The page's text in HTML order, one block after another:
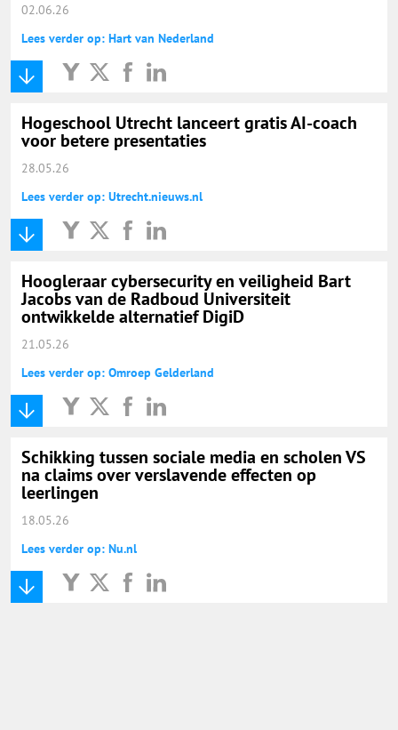
02.06.26
Lees verder op: Hart van Nederland
Hogeschool Utrecht lanceert gratis AI-coach
voor betere presentaties
28.05.26
Lees verder op: Utrecht.nieuws.nl
Hoogleraar cybersecurity en veiligheid Bart
Jacobs van de Radboud Universiteit
ontwikkelde alternatief DigiD
21.05.26
Lees verder op: Omroep Gelderland
Schikking tussen sociale media en scholen VS
na claims over verslavende effecten op
leerlingen
18.05.26
Lees verder op: Nu.nl